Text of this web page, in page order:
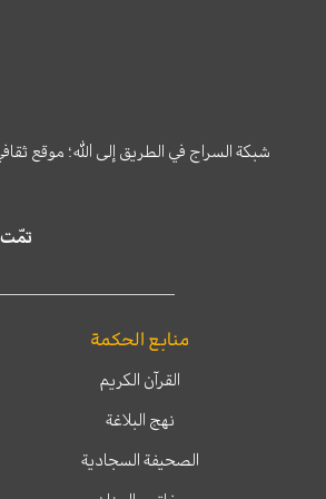
شبكة السراج في الطريق إلى الله؛ موقع
تمّت زيارة موقع سراج
منابع الحكمة
القرآن الكريم
نهج البلاغة
الصحيفة السجادية